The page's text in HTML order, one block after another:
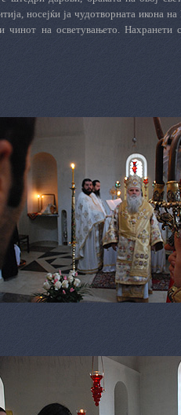
носејќи ја чудотворната икона на
на осветувањето. Нахранети